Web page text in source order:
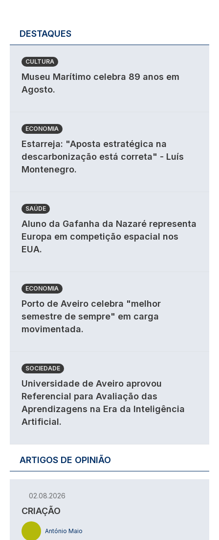
DESTAQUES
CULTURA
Museu Marítimo celebra 89 anos em
Agosto.
ECONOMIA
Estarreja: "Aposta estratégica na
descarbonização está correta" - Luís
Montenegro.
SAÚDE
Aluno da Gafanha da Nazaré representa
Europa em competição espacial nos
EUA.
ECONOMIA
Porto de Aveiro celebra "melhor
semestre de sempre" em carga
movimentada.
SOCIEDADE
Universidade de Aveiro aprovou
Referencial para Avaliação das
Aprendizagens na Era da Inteligência
Artificial.
ARTIGOS DE OPINIÃO
02.08.2026
CRIAÇÃO
António Maio